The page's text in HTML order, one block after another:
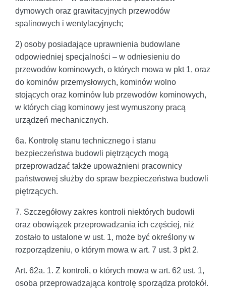
dymowych oraz grawitacyjnych przewodów
spalinowych i wentylacyjnych;
2) osoby posiadające uprawnienia budowlane
odpowiedniej specjalności – w odniesieniu do
przewodów kominowych, o których mowa w pkt 1, oraz
do kominów przemysłowych, kominów wolno
stojących oraz kominów lub przewodów kominowych,
w których ciąg kominowy jest wymuszony pracą
urządzeń mechanicznych.
6a. Kontrolę stanu technicznego i stanu
bezpieczeństwa budowli piętrzących mogą
przeprowadzać także upoważnieni pracownicy
państwowej służby do spraw bezpieczeństwa budowli
piętrzących.
7. Szczegółowy zakres kontroli niektórych budowli
oraz obowiązek przeprowadzania ich częściej, niż
zostało to ustalone w ust. 1, może być określony w
rozporządzeniu, o którym mowa w art. 7 ust. 3 pkt 2.
Art. 62a. 1. Z kontroli, o których mowa w art. 62 ust. 1,
osoba przeprowadzająca kontrolę sporządza protokół.